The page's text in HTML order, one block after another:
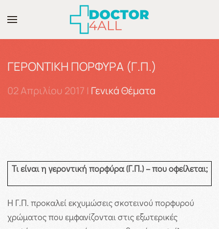
Skip to main content
ΓΕΡΟΝΤΙΚΗ ΠΟΡΦΥΡΑ (Γ.Π.)
02 Απριλίου 2017 | Γενικά Θέματα
Τι είναι η γεροντική πορφύρα (Γ.Π.) – που οφείλεται;
Η Γ.Π. προκαλεί εκχυμώσεις σκοτεινού πορφυρού
χρώματος που εμφανίζονται στις εξωτερικές